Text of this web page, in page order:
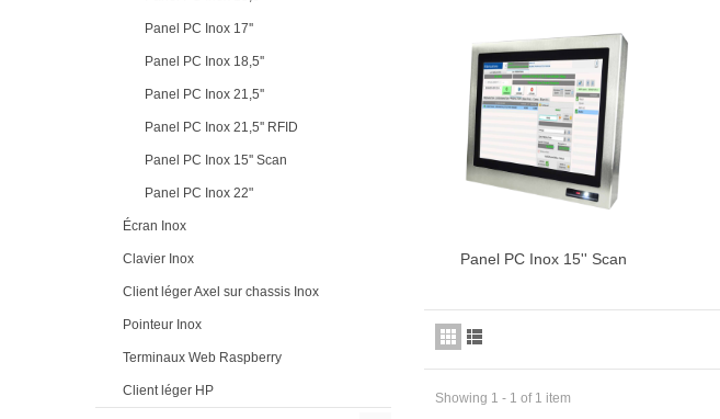
Panel PC Inox 17''
Panel PC Inox 18,5''
Panel PC Inox 21,5''
Panel PC Inox 21,5'' RFID
Panel PC Inox 15'' Scan
Panel PC Inox 22"
Écran Inox
Clavier Inox
Client léger Axel sur chassis Inox
Pointeur Inox
Terminaux Web Raspberry
Client léger HP
Ajouter au devis
Panel PC Inox 15'' Scan
Showing 1 - 1 of 1 item